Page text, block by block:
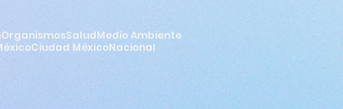
OrganismosSaludMedio Ambiente
Ciudad MéxicoNacional